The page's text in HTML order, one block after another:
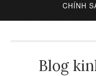
CHÍNH
Blog